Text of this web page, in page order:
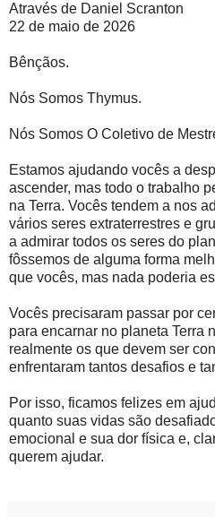
Através de Daniel Scranton
22 de maio de 2026
Bênçãos.
Nós Somos Thymus.
Nós Somos O Coletivo de
Estamos ajudando vocês a
ascender, mas todo o trabalho
na Terra. Vocês tendem a nos
vários seres extraterrestres e
a admirar todos os seres do
fôssemos de alguma forma
que vocês, mas nada poderia
Vocês precisaram passar por
para encarnar no planeta Terra
realmente os que devem ser
enfrentaram tantos desafios e
Por isso, ficamos felizes em
quanto suas vidas são
emocional e sua dor física e,
querem ajudar.